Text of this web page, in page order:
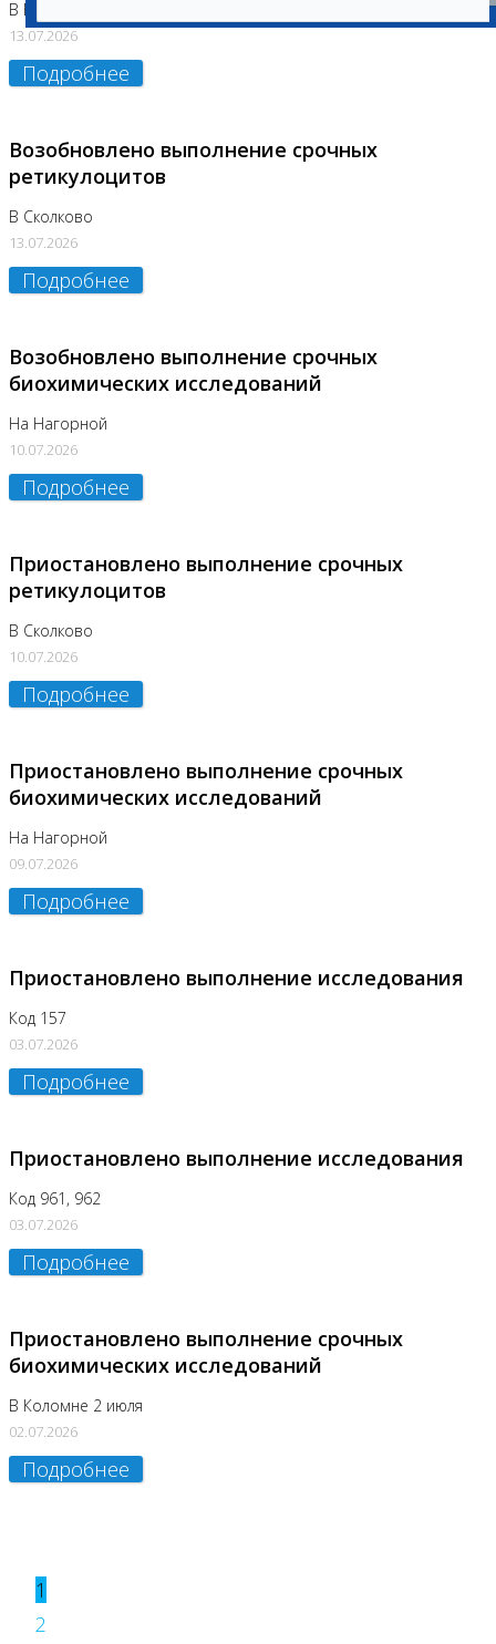
В Бутово
13.07.2026
Подробнее
Возобновлено выполнение срочных
ретикулоцитов
В Сколково
13.07.2026
Подробнее
Возобновлено выполнение срочных
биохимических исследований
На Нагорной
10.07.2026
Подробнее
Приостановлено выполнение срочных
ретикулоцитов
В Сколково
10.07.2026
Подробнее
Приостановлено выполнение срочных
биохимических исследований
На Нагорной
09.07.2026
Подробнее
Приостановлено выполнение исследования
Код 157
03.07.2026
Подробнее
Приостановлено выполнение исследования
Код 961, 962
03.07.2026
Подробнее
Приостановлено выполнение срочных
биохимических исследований
В Коломне 2 июля
02.07.2026
Подробнее
1
2